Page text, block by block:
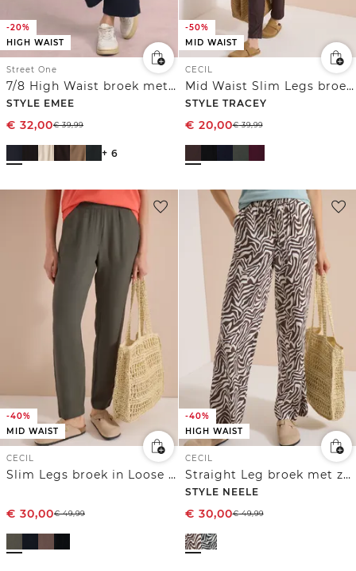
-20%
HIGH WAIST
Street One
7/8 High Waist broek met wijde pijpen in Loose Fit
STYLE EMEE
€ 32,00€39,99
+ 6
-50%
MID WAIST
CECIL
Mid Waist Slim Legs broek in casual fit
STYLE TRACEY
€ 20,00€39,99
-40%
MID WAIST
CECIL
Slim Legs broek in Loose Fit met structuur
€ 30,00€49,99
-40%
HIGH WAIST
CECIL
Straight Leg broek met zebraprint
STYLE NEELE
€ 30,00€49,99